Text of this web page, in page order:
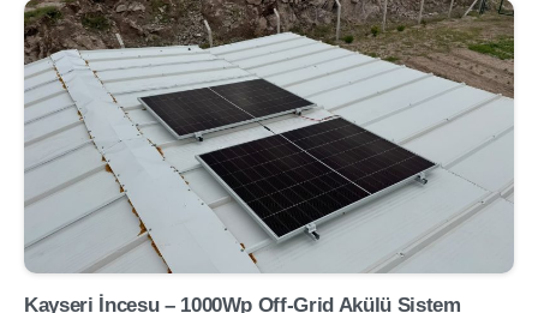
Kayseri İncesu – 1000Wp Off-Grid Akülü Sistem